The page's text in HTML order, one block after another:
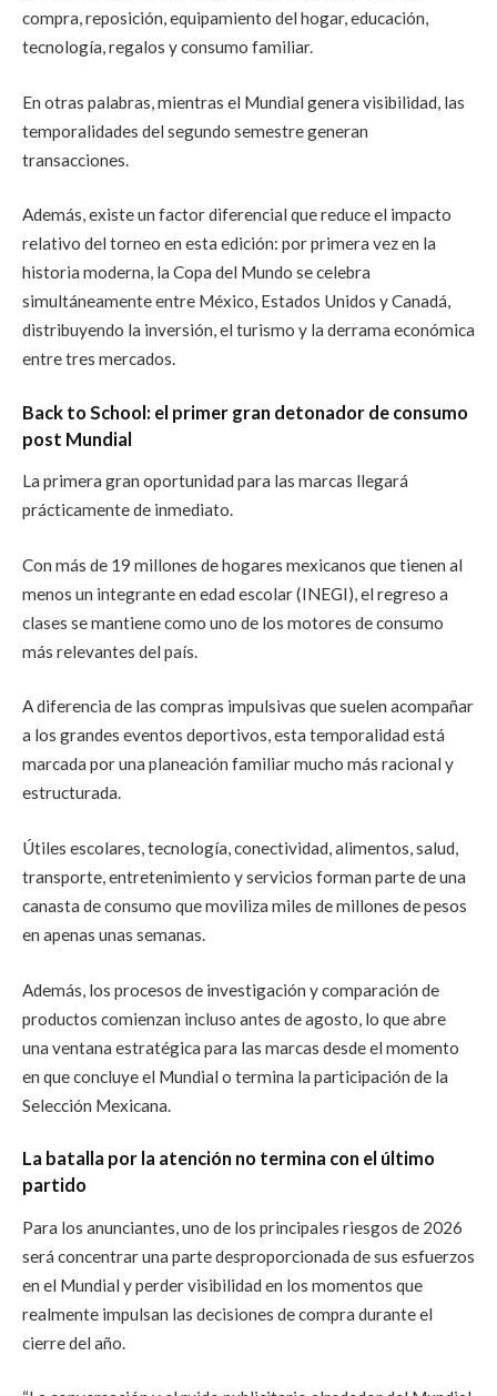
compra, reposición, equipamiento del hogar, educación,
tecnología, regalos y consumo familiar.
En otras palabras, mientras el Mundial genera visibilidad, las
temporalidades del segundo semestre generan
transacciones.
Además, existe un factor diferencial que reduce el impacto
relativo del torneo en esta edición: por primera vez en la
historia moderna, la Copa del Mundo se celebra
simultáneamente entre México, Estados Unidos y Canadá,
distribuyendo la inversión, el turismo y la derrama económica
entre tres mercados.
Back to School: el primer gran detonador de consumo
post Mundial
La primera gran oportunidad para las marcas llegará
prácticamente de inmediato.
Con más de 19 millones de hogares mexicanos que tienen al
menos un integrante en edad escolar (INEGI), el regreso a
clases se mantiene como uno de los motores de consumo
más relevantes del país.
A diferencia de las compras impulsivas que suelen acompañar
a los grandes eventos deportivos, esta temporalidad está
marcada por una planeación familiar mucho más racional y
estructurada.
Útiles escolares, tecnología, conectividad, alimentos, salud,
transporte, entretenimiento y servicios forman parte de una
canasta de consumo que moviliza miles de millones de pesos
en apenas unas semanas.
Además, los procesos de investigación y comparación de
productos comienzan incluso antes de agosto, lo que abre
una ventana estratégica para las marcas desde el momento
en que concluye el Mundial o termina la participación de la
Selección Mexicana.
La batalla por la atención no termina con el último
partido
Para los anunciantes, uno de los principales riesgos de 2026
será concentrar una parte desproporcionada de sus esfuerzos
en el Mundial y perder visibilidad en los momentos que
realmente impulsan las decisiones de compra durante el
cierre del año.